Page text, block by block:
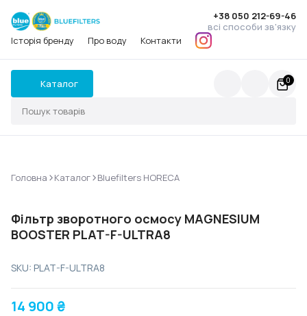
Історія бренду Про воду Контакти
+38 050 212-69-46
всі способи зв'язку
Каталог 0
Головна >Каталог>Bluefilters HORECA
Фільтр зворотного осмосу MAGNESIUM
BOOSTER PLAT-F-ULTRA8
SKU: PLAT-F-ULTRA8
14 900₴